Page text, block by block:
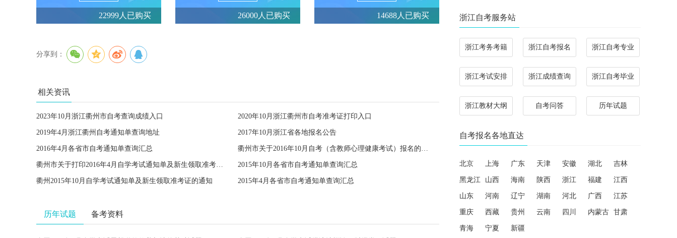
22999人已购买 26000人已购买 14688人已购买
分享到：
相关资讯
2023年10月浙江衢州市自考查询成绩入口 2020年10月浙江衢州市自考准考证打印入口
2019年4月浙江衢州自考通知单查询地址 2017年10月浙江省各地报名公告
2016年4月各省市自考通知单查询汇总 衢州市关于2016年10月自考（含教师心理健康考试）报名的通知
衢州市关于打印2016年4月自学考试通知单及新生领取准考证的通知 2015年10月各省市自考通知单查询汇总
衢州2015年10月自学考试通知单及新生领取准考证的通知 2015年4月各省市自考通知单查询汇总
历年试题 备考资料
浙江自考服务站
浙江考务考籍 浙江自考报名 浙江自考专业
浙江考试安排 浙江成绩查询 浙江自考毕业
浙江教材大纲 自考问答 历年试题
自考报名各地直达
北京 上海 广东 天津 安徽 湖北 吉林
黑龙江 山西 海南 陕西 浙江 福建 江西
山东 河南 辽宁 湖南 河北 广西 江苏
重庆 西藏 贵州 云南 四川 内蒙古 甘肃
青海 宁夏 新疆